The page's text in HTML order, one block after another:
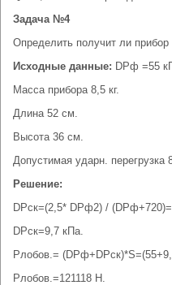
Задача №4
Определить получит ли
Исходные данные: DРф =55
Масса прибора 8,5 кг.
Длина 52 см.
Высота 36 см.
Допустимая ударн. перегрузка
Решение:
DРск=(2,5* DРф2) /
DРск=9,7 кПа.
Рлобов.=
Рлобов.=121118 Н.